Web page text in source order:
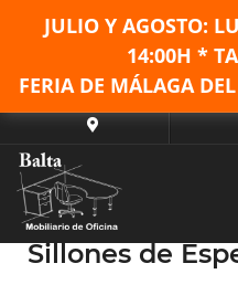
JULIO Y AGOSTO:
14:00H *
FERIA DE MÁLAGA
Sillones de